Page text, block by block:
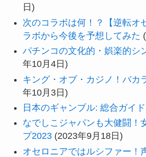
日)
次のコラボは何！？【逆転オ
ラボから今後を予想してみた
パチンコの文化的・娯楽的シ
年10月4日)
キング・オブ・カジノ！バカ
年10月3日)
日本のギャンブル: 総合ガイド
なでしこジャパンも大健闘！
プ2023 (2023年9月18日)
オセロニアではルシファー！